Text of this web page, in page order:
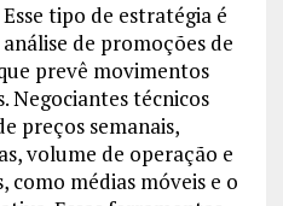
tipo de estratégia é
de promoções de
prevê movimentos
Negociantes técnicos
preços semanais,
volume de operação e
como médias móveis e o